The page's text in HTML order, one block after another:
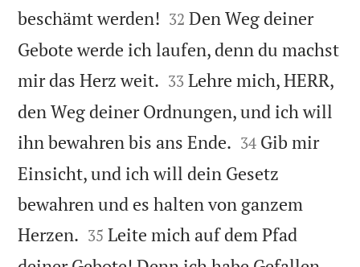
beschämt werden! 

32 Den Weg deiner
Gebote werde ich laufen, denn du machst
mir das Herz weit. 

33 Lehre mich, HERR,
den Weg deiner Ordnungen, und ich will
ihn bewahren bis ans Ende. 

34 Gib mir
Einsicht, und ich will dein Gesetz
bewahren und es halten von ganzem
Herzen. 

35 Leite mich auf dem Pfad